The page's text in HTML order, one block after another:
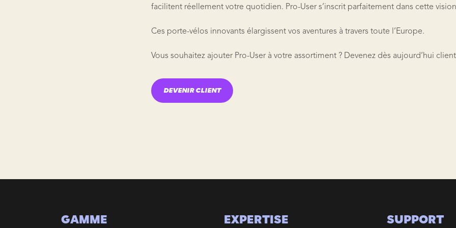
facilitent réellement votre quotidien. Pro-User s’inscrit parfaitement dans cette
Ces porte-vélos innovants élargissent vos aventures à travers toute l’Europe.
Vous souhaitez ajouter Pro-User à votre assortiment ? Devenez dès aujourd’hui client
DEVENIR CLIENT
GAMME EXPERTISE SUPPORT